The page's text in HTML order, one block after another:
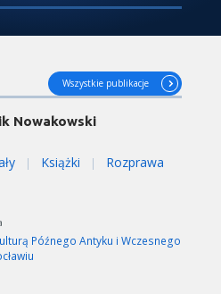
Wszystkie publikacje
Nowakowski
| Książki |
Rozprawa
Późnego Antyku i Wczesnego